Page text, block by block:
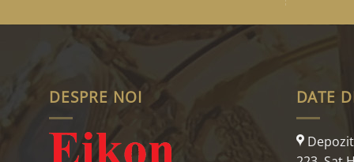
DESPRE NOI DATE